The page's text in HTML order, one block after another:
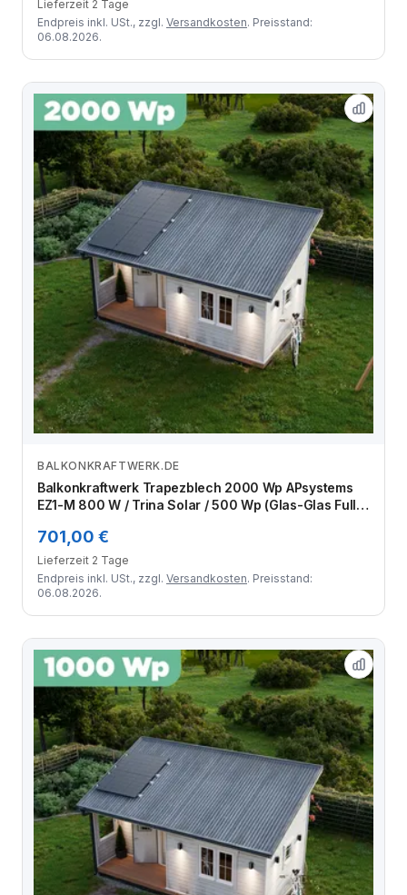
Lieferzeit 2 Tage
Endpreis inkl. USt., zzgl. Versandkosten. Preisstand:
06.08.2026.
Zum Angebot
BALKONKRAFTWERK.DE
Balkonkraftwerk Trapezblech 2000 Wp APsystems
EZ1-M 800 W / Trina Solar / 500 Wp (Glas-Glas Full
4 Module
701,00 €
Lieferzeit 2 Tage
Endpreis inkl. USt., zzgl. Versandkosten. Preisstand:
06.08.2026.